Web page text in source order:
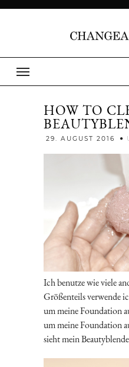
HOW TO
29. AUGUST 2016
Ich benutze wie viele
Größenteils verwende
um meine Foundation
um meine Foundation
sieht mein